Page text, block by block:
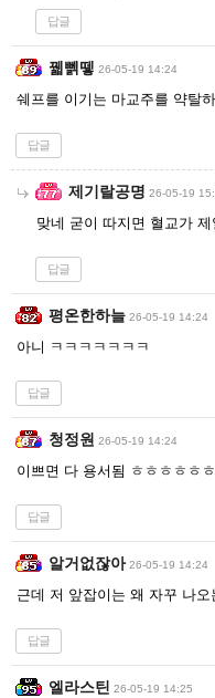
답글
꿻뻵뗗 26-05-19 14:24
쉐프를 이기는 마교주를 약탈
답글
제기랄공명 26-05-19
맞네 굳이 따지면 혈교가
답글
평온한하늘 26-05-19 14:24
아니 ㅋㅋㅋㅋㅋㅋㅋ
답글
청정원 26-05-19 14:24
이쁘면 다 용서됨 ㅎㅎㅎㅎㅎ
답글
알거없잖아 26-05-19 14:24
근데 저 앞잡이는 왜 자꾸 나
답글
엘라스틴 26-05-19 14:25